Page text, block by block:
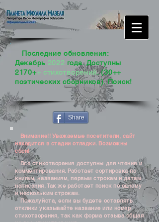
Последние обновления:
Декабрь2022 года. Доступны
2170++ стихотворений. (30++
поэтических сборников). Поиск!
Share
Внимание!! Уважаемые посетители, сайт
находится в стадии отладки. Возможны
сбои!
Все стихотворения доступны для чтения и
комментирования. Работает сортировка по
книгам, названиям, первым строкам и датам
написания. Так же работает поиск по одному
и нескольким строкам.
Пожалуйста, если вы будете оставлять
отклики указывайте название или номер
стихотворения, так как форма отзыва общая